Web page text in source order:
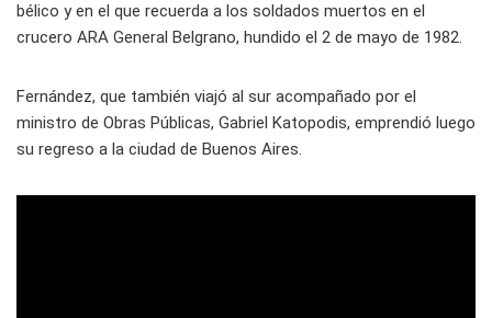
bélico y en el que recuerda a los soldados muertos en el
crucero ARA General Belgrano, hundido el 2 de mayo de 1982.
Fernández, que también viajó al sur acompañado por el
ministro de Obras Públicas, Gabriel Katopodis, emprendió luego
su regreso a la ciudad de Buenos Aires.